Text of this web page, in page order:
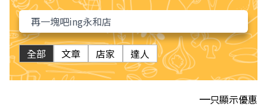
全部 文章 店家 達人
只顯示優惠